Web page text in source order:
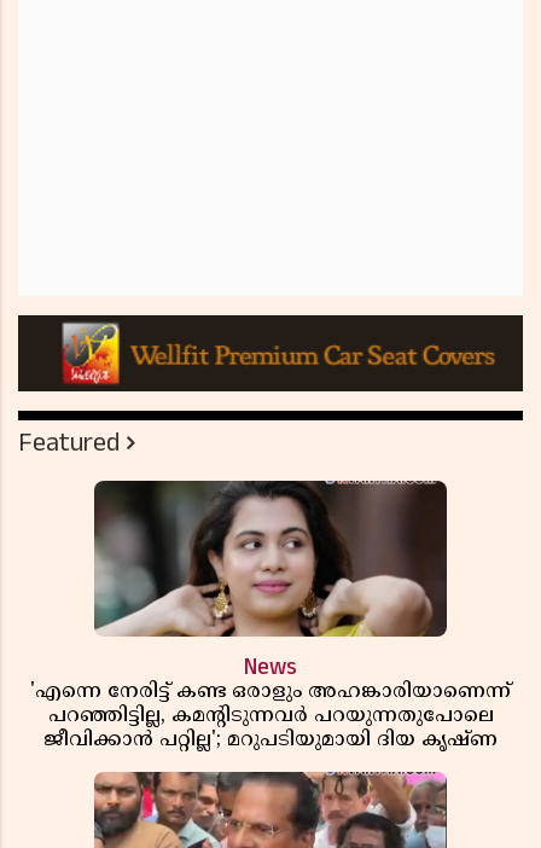
Featured
News
'എന്നെ നേരിട്ട് കണ്ട ഒരാളും അഹങ്കാരിയാണെന്ന്
പറഞ്ഞിട്ടില്ല, കമൻ്റിടുന്നവർ പറയുന്നതുപോലെ
ജീവിക്കാൻ പറ്റില്ല'; മറുപടിയുമായി ദിയ കൃഷ്ണ